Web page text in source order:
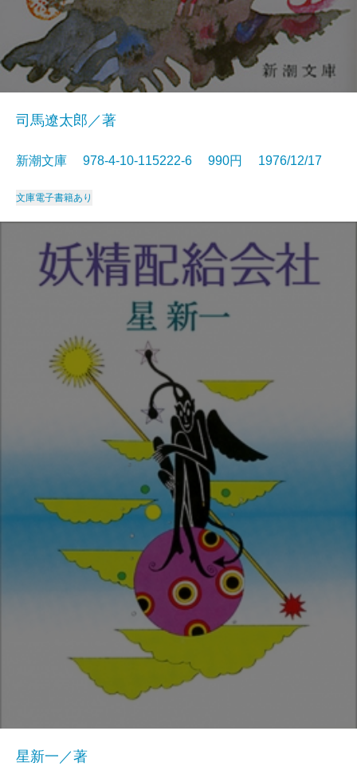
司馬遼太郎／著
新潮文庫 978-4-10-115222-6 990円 1976/12/17
文庫電子書籍あり
星新一／著